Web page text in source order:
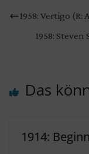
1958: Vertigo
1958:
Das
1914: